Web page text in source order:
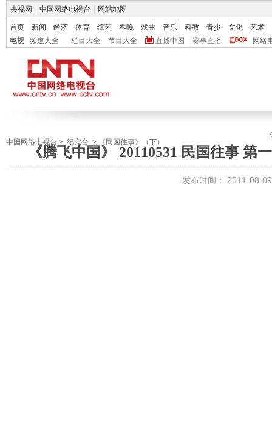
央视网 中国网络电视台 网站地图
首页 新闻 经济 体育 综艺 春晚 戏曲 音乐 科教 青少 文化
艺术
电视
频道大全 栏目大全 节目大全 直播中国 赛事直播 网络
中国网络电视台 > 纪实台 > 《民国往事》（下）
《腾飞中国》 20110531 民国往事 第
发布时间： 2011-08-